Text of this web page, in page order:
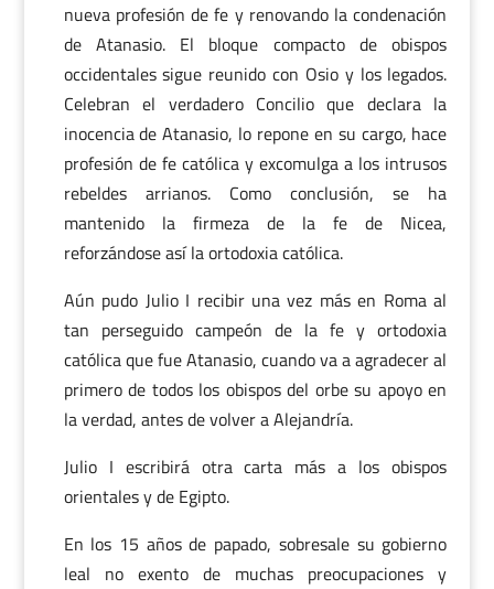
nueva profesión de fe y renovando la condenación
de Atanasio. El bloque compacto de obispos
occidentales sigue reunido con Osio y los legados.
Celebran el verdadero Concilio que declara la
inocencia de Atanasio, lo repone en su cargo, hace
profesión de fe católica y excomulga a los intrusos
rebeldes arrianos. Como conclusión, se ha
mantenido la firmeza de la fe de Nicea,
reforzándose así la ortodoxia católica.
Aún pudo Julio I recibir una vez más en Roma al
tan perseguido campeón de la fe y ortodoxia
católica que fue Atanasio, cuando va a agradecer al
primero de todos los obispos del orbe su apoyo en
la verdad, antes de volver a Alejandría.
Julio I escribirá otra carta más a los obispos
orientales y de Egipto.
En los 15 años de papado, sobresale su gobierno
leal no exento de muchas preocupaciones y